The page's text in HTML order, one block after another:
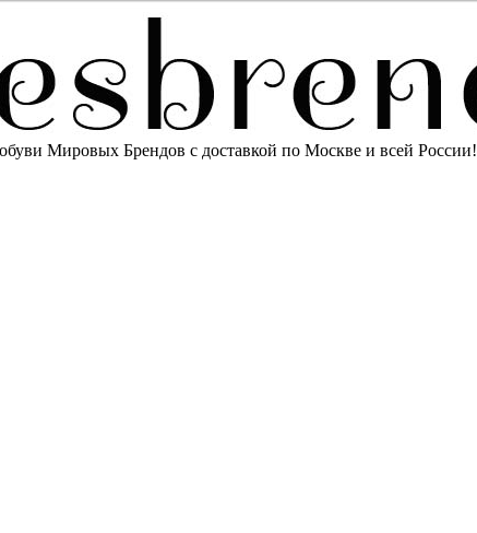
Мировых Брендов с доставкой по Москве и всей России!